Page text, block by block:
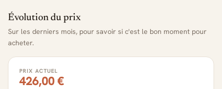
Évolution du prix
Sur les derniers mois, pour savoir si c'est le bon moment pour
acheter.
PRIX ACTUEL
426,00 €